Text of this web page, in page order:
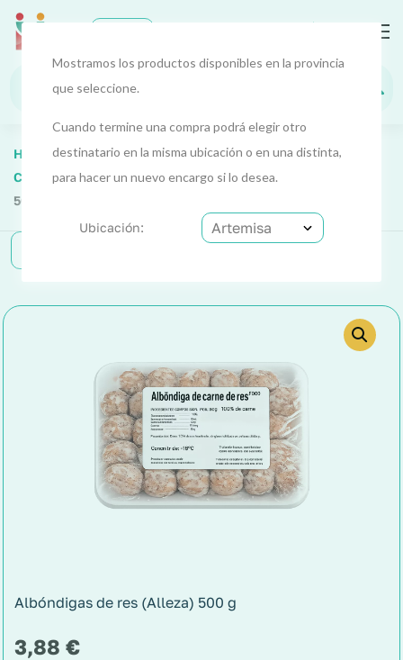
Mostramos los productos disponibles en la provincia
que seleccione.
Cuando termine una compra podrá elegir otro
destinatario en la misma ubicación o en una distinta,
para hacer un nuevo encargo si lo desea.
Ubicación:
Home Alimentos Y Bebidas
Alimentos 2
Carnes, Huevos Y Pescados
Albóndigas De Res (Alleza)
500 G
Albóndigas de res (Alleza) 500 g
3,88 €